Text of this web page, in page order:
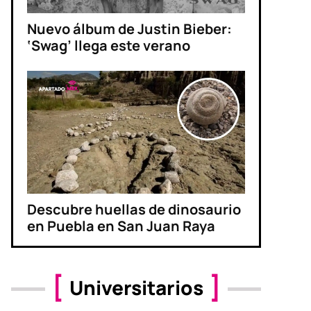
Nuevo álbum de Justin Bieber:
‘Swag’ llega este verano
Descubre huellas de dinosaurio
en Puebla en San Juan Raya
Universitarios